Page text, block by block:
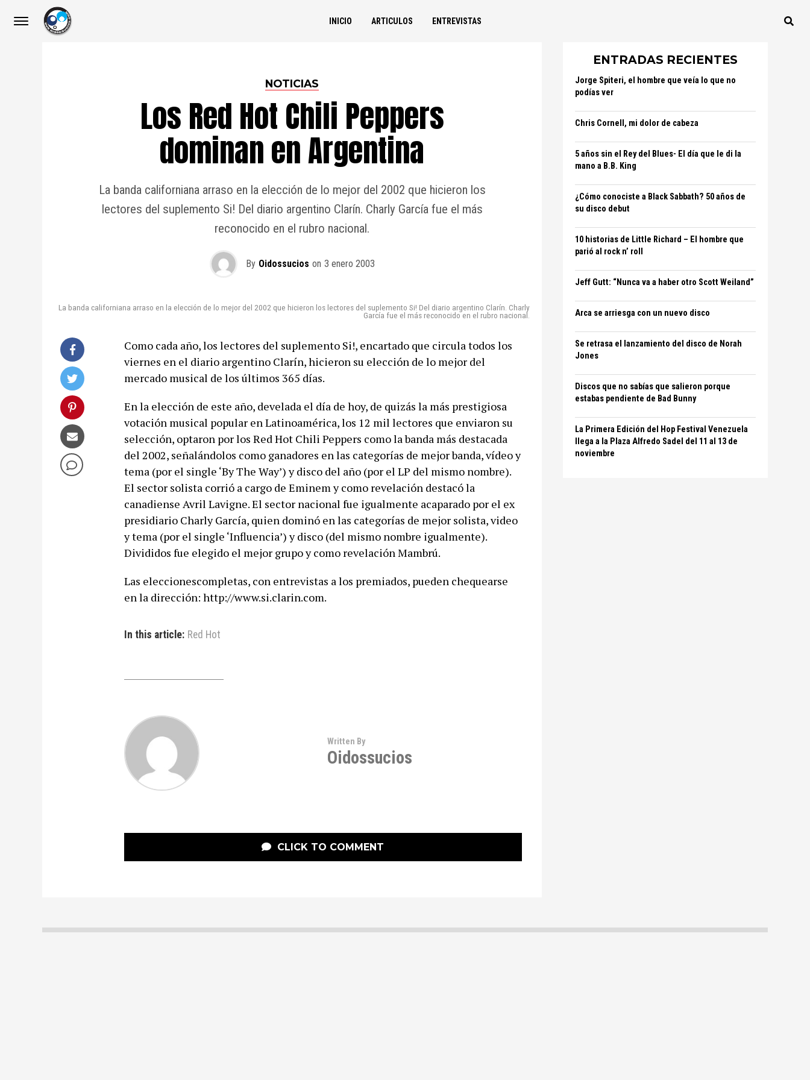
INICIO ARTICULOS ENTREVISTAS
NOTICIAS
Los Red Hot Chili Peppers
dominan en Argentina
La banda californiana arraso en la elección de lo mejor del 2002 que hicieron los
lectores del suplemento Si! Del diario argentino Clarín. Charly García fue el más
reconocido en el rubro nacional.
By Oidossucios on 3 enero 2003
La banda californiana arraso en la elección de lo mejor del 2002 que hicieron los lectores del suplemento Si! Del diario argentino Clarín. Charly
García fue el más reconocido en el rubro nacional.
Como cada año, los lectores del suplemento Si!, encartado que circula todos los
viernes en el diario argentino Clarín, hicieron su elección de lo mejor del
mercado musical de los últimos 365 días.
En la elección de este año, develada el día de hoy, de quizás la más prestigiosa
votación musical popular en Latinoamérica, los 12 mil lectores que enviaron su
selección, optaron por los Red Hot Chili Peppers como la banda más destacada
del 2002, señalándolos como ganadores en las categorías de mejor banda, vídeo y
tema (por el single ‘By The Way’) y disco del año (por el LP del mismo nombre).
El sector solista corrió a cargo de Eminem y como revelación destacó la
canadiense Avril Lavigne. El sector nacional fue igualmente acaparado por el ex 
presidiario Charly García, quien dominó en las categorías de mejor solista, video
y tema (por el single ‘Influencia’) y disco (del mismo nombre igualmente).
Divididos fue elegido el mejor grupo y como revelación Mambrú.
Las eleccionescompletas, con entrevistas a los premiados, pueden chequearse
en la dirección: http://www.si.clarin.com.
In this article: Red Hot
Written By
Oidossucios
CLICK TO COMMENT
ENTRADAS RECIENTES
Jorge Spiteri, el hombre que veía lo que no
podías ver
Chris Cornell, mi dolor de cabeza
5 años sin el Rey del Blues- El día que le di la
mano a B.B. King
¿Cómo conociste a Black Sabbath? 50 años de
su disco debut
10 historias de Little Richard – El hombre que
parió al rock n’ roll
Jeff Gutt: “Nunca va a haber otro Scott Weiland”
Arca se arriesga con un nuevo disco
Se retrasa el lanzamiento del disco de Norah
Jones
Discos que no sabías que salieron porque
estabas pendiente de Bad Bunny
La Primera Edición del Hop Festival Venezuela
llega a la Plaza Alfredo Sadel del 11 al 13 de
noviembre